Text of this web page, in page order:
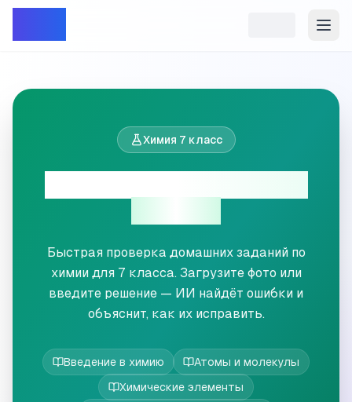
Химия 7 класс
Быстрая проверка домашних заданий по
химии для 7 класса. Загрузите фото или
введите решение — ИИ найдёт ошибки и
объяснит, как их исправить.
Введение в химию
Атомы и молекулы
Химические элементы